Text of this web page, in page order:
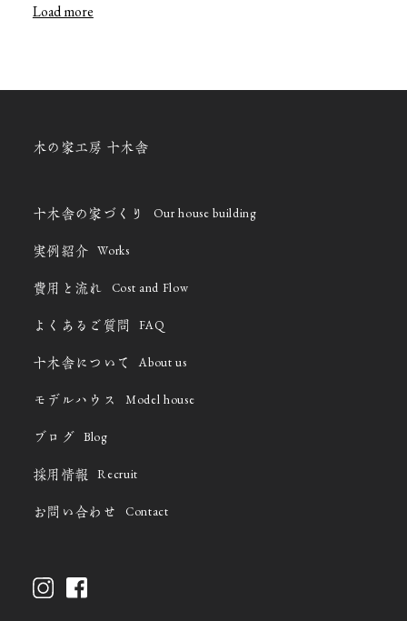
Load more
木の家工房 十木舎
十木舎の家づくり Our house building
実例紹介 Works
費用と流れ Cost and Flow
よくあるご質問 FAQ
十木舎について About us
モデルハウス Model house
ブログ Blog
採用情報 Recruit
お問い合わせ Contact